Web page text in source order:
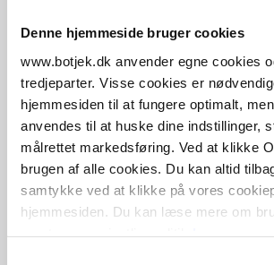
Denne hjemmeside bruger cookies
www.botjek.dk anvender egne cookies
tredjeparter. Visse cookies er
hjemmesiden til at fungere optimalt,
anvendes til at huske dine indstillinger,
målrettet markedsføring. Ved at klikke
brugen af alle cookies. Du kan altid
samtykke ved at klikke på vores
hjemmesiden. Du kan læse mere om